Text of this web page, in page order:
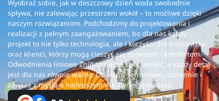
Wyobraź sobie, jak w deszczowy dzień woda swobodnie
spływa, nie zalewając przestrzeni wokół – to możliwe dzięki
naszym rozwiązaniom. Podchodzimy do projektowania i
realizacji z pełnym zaangażowaniem, bo dla nas każdy
projekt to nie tylko technologia, ale i korzyści dla środowiska
oraz klienci, którzy mogą cieszyć się spokojem i komfortem.
Odwodnienia liniowe Żnin to nasza specjalność, a każdy detal
jest dla nas równie ważny. Działamy terminowo, starannie i
zawsze z myślą o najlepszym dla Twojego miejsca.